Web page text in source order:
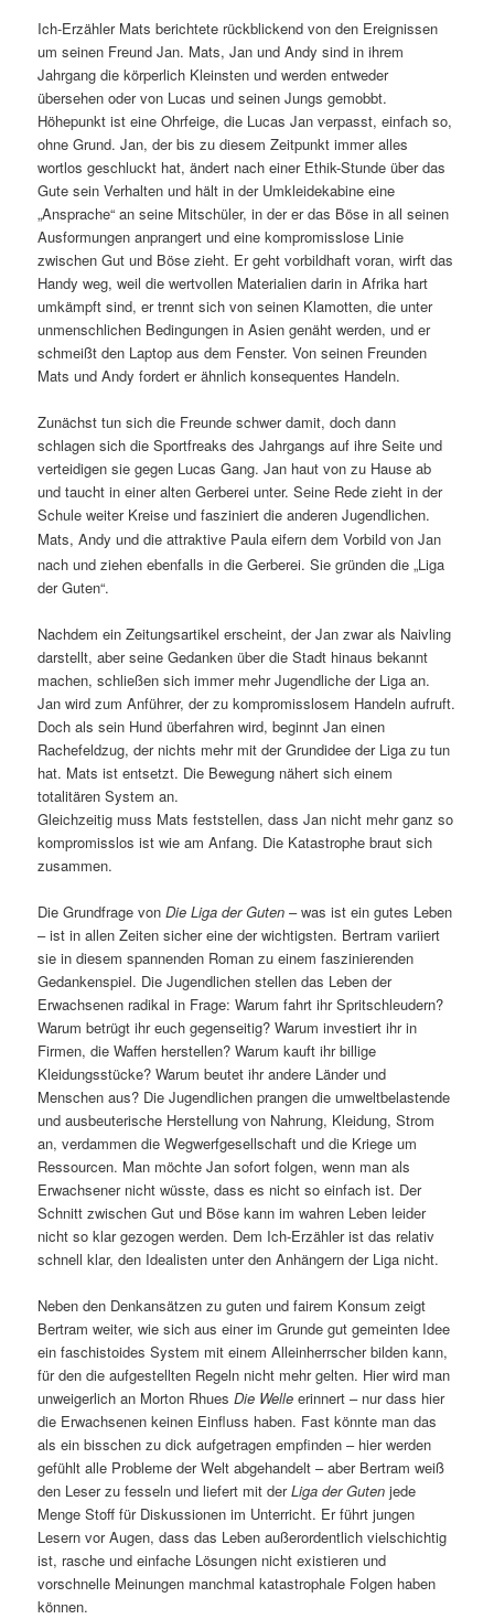
Ich-Erzähler Mats berichtete rückblickend von den Ereignissen
um seinen Freund Jan. Mats, Jan und Andy sind in ihrem
Jahrgang die körperlich Kleinsten und werden entweder
übersehen oder von Lucas und seinen Jungs gemobbt.
Höhepunkt ist eine Ohrfeige, die Lucas Jan verpasst, einfach so,
ohne Grund. Jan, der bis zu diesem Zeitpunkt immer alles
wortlos geschluckt hat, ändert nach einer Ethik-Stunde über das
Gute sein Verhalten und hält in der Umkleidekabine eine
„Ansprache“ an seine Mitschüler, in der er das Böse in all seinen
Ausformungen anprangert und eine kompromisslose Linie
zwischen Gut und Böse zieht. Er geht vorbildhaft voran, wirft das
Handy weg, weil die wertvollen Materialien darin in Afrika hart
umkämpft sind, er trennt sich von seinen Klamotten, die unter
unmenschlichen Bedingungen in Asien genäht werden, und er
schmeißt den Laptop aus dem Fenster. Von seinen Freunden
Mats und Andy fordert er ähnlich konsequentes Handeln.
Zunächst tun sich die Freunde schwer damit, doch dann
schlagen sich die Sportfreaks des Jahrgangs auf ihre Seite und
verteidigen sie gegen Lucas Gang. Jan haut von zu Hause ab
und taucht in einer alten Gerberei unter. Seine Rede zieht in der
Schule weiter Kreise und fasziniert die anderen Jugendlichen.
Mats,Andy und die attraktive Paula eifern dem Vorbild von Jan
nach und ziehen ebenfalls in die Gerberei. Sie gründen die „Liga
der Guten“.
Nachdem ein Zeitungsartikel erscheint, der Jan zwar als Naivling
darstellt, aber seine Gedanken über die Stadt hinaus bekannt
machen, schließen sich immer mehr Jugendliche der Liga an.
Jan wird zum Anführer, der zu kompromisslosem Handeln aufruft.
Doch als sein Hund überfahren wird, beginnt Jan einen
Rachefeldzug, der nichts mehr mit der Grundidee der Liga zu tun
hat. Mats ist entsetzt. Die Bewegung nähert sich einem
totalitären System an.
Gleichzeitig muss Mats feststellen, dass Jan nicht mehr ganz so
kompromisslos ist wie am Anfang. Die Katastrophe braut sich
zusammen.
Die Grundfrage vonDie Liga der Guten – was ist ein gutes Leben
– ist in allen Zeiten sicher eine der wichtigsten. Bertram variiert
sie in diesem spannenden Roman zu einem faszinierenden
Gedankenspiel. Die Jugendlichen stellen das Leben der
Erwachsenen radikal in Frage: Warum fahrt ihr Spritschleudern?
Warum betrügt ihr euch gegenseitig? Warum investiert ihr in
Firmen, die Waffen herstellen? Warum kauft ihr billige
Kleidungsstücke? Warum beutet ihr andere Länder und
Menschen aus? Die Jugendlichen prangen die umweltbelastende
und ausbeuterische Herstellung von Nahrung, Kleidung, Strom
an, verdammen die Wegwerfgesellschaft und die Kriege um
Ressourcen. Man möchte Jan sofort folgen, wenn man als
Erwachsener nicht wüsste, dass es nicht so einfach ist. Der
Schnitt zwischen Gut und Böse kann im wahren Leben leider
nicht so klar gezogen werden. Dem Ich-Erzähler ist das relativ
schnell klar, den Idealisten unter den Anhängern der Liga nicht.
Neben den Denkansätzen zu guten und fairem Konsum zeigt
Bertram weiter, wie sich aus einer im Grunde gut gemeinten Idee
ein faschistoides System mit einem Alleinherrscher bilden kann,
für den die aufgestellten Regeln nicht mehr gelten. Hier wird man
unweigerlich an Morton RhuesDie Welle erinnert – nur dass hier
die Erwachsenen keinen Einfluss haben. Fast könnte man das
als ein bisschen zu dick aufgetragen empfinden – hier werden
gefühlt alle Probleme der Welt abgehandelt – aber Bertram weiß
den Leser zu fesseln und liefert mit derLiga der Guten jede
Menge Stoff für Diskussionen im Unterricht. Er führt jungen
Lesern vor Augen, dass das Leben außerordentlich vielschichtig
ist, rasche und einfache Lösungen nicht existieren und
vorschnelle Meinungen manchmal katastrophale Folgen haben
können.